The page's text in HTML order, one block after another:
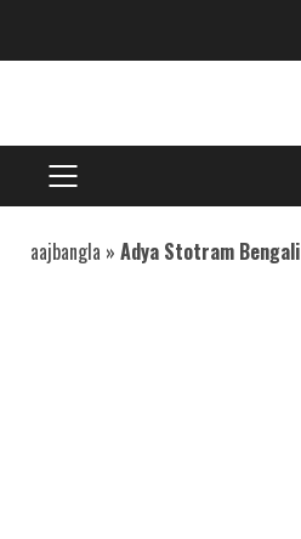
PRIMARY
MENU
aajbangla » Adya Stotram Bengali